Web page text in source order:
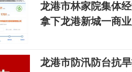
龙港市林家院集体
拿下龙港新城一商
龙港市防汛防台抗